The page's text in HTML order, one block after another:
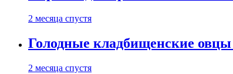
2 месяца спустя
Голодные кладбищенские
2 месяца спустя